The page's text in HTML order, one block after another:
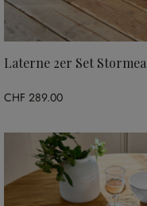
Laterne 2er Set Stormea
CHF 289.00